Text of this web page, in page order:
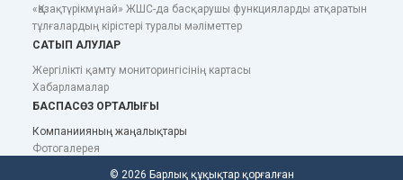
«Қазақтүрікмұнай» ЖШС-да басқарушы функцияларды атқаратын
тұлғалардың кірістері туралы мәліметтер
САТЫП АЛУЛАР
Жергілікті қамту мониторингісінің картасы
Хабарламалар
БАСПАСӨЗ ОРТАЛЫҒЫ
Компаниияның жаңалықтары
Фотогалерея
© 2026 Барлық құқықтар қорғалған